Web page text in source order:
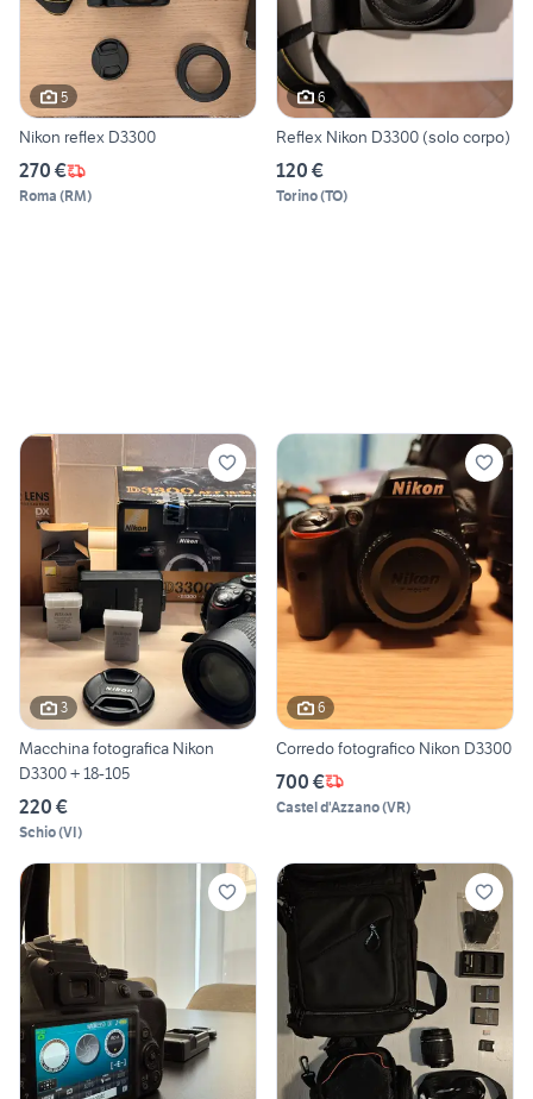
5
Nikon reflex D3300
270 €
Roma (RM)
6
Reflex Nikon D3300 (solo corpo)
120 €
Torino(TO)
3
Macchina fotografica Nikon
D3300 + 18-105
220 €
Schio(VI)
6
Corredo fotografico Nikon D3300
700 €
Castel d'Azzano(VR)